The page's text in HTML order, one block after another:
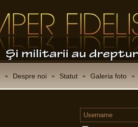
Despre noi Statut Galeria foto